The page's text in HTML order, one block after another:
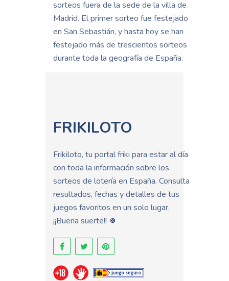
sorteos fuera de la sede de la villa de
Madrid. El primer sorteo fue festejado
en San Sebastián, y hasta hoy se han
festejado más de trescientos sorteos
durante toda la geografía de España.
FRIKILOTO
Frikiloto, tu portal friki para estar al día
con toda la información sobre los
sorteos de lotería en España. Consulta
resultados, fechas y detalles de tus
juegos favoritos en un solo lugar.
¡¡Buena suerte!! 🍀